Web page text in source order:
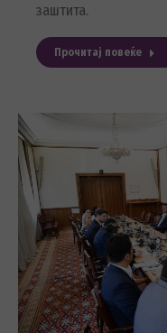
заштита.
Прочитај повеќе